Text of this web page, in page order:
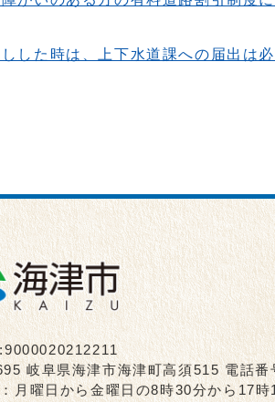
した時は、上下水道課への届出は
岐阜県海津市海津町高須515 電話番
月曜日から金曜日の8時30分から17